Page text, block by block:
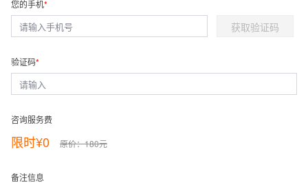
您的手机
获取验证码
验证码
咨询服务费
限时¥0 原价：180元
备注信息